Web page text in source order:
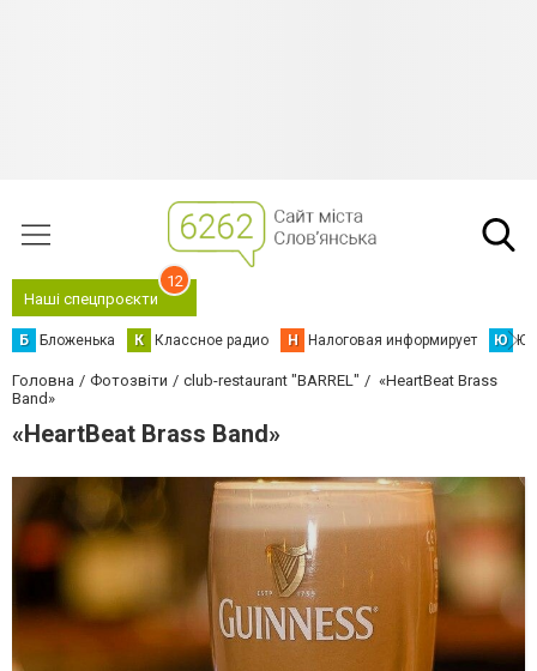
Наші спецпроєкти
12
Б Бложенька К Классное радио Н Налоговая информирует Ю
Головна Фотозвіти club-restaurant "BARREL"
«HeartBeat Brass
Band»
«HeartBeat Brass Band»